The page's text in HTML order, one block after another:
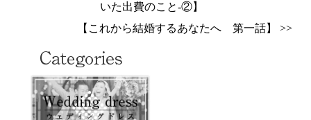
いた出費のこと‐②】
【これから結婚するあなたへ 第一話】 >>